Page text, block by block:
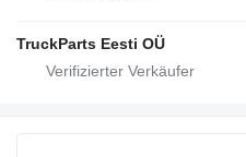
TruckParts Eesti OÜ